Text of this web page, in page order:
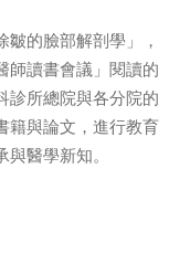
的臉部解剖學」，
師讀書會議」閱讀的
診所總院與各分院的
籍與論文，進行教育
醫學新知。